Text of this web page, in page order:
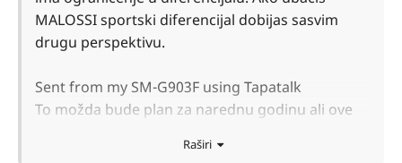
MALOSSI sportski diferencijal dobijas sasvim
drugu perspektivu.
Sent from my SM-G903F using Tapatalk
To možda bude plan za narednu godinu ali ove
Raširi